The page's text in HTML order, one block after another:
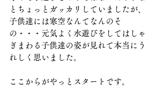
とちょっとガッカリしていましたが、
子供達には寒空なんてなんのそ
の・・・元気よく水遊びをしてはしゃ
ぎまわる子供達の姿が見れて本当にう
れしく思いました。
ここからがやっとスタートです。